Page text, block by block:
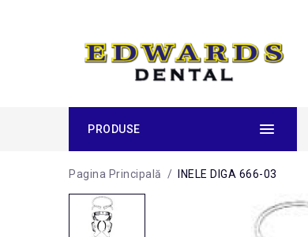
PRODUSE
Pagina Principală / INELE DIGA 666-03